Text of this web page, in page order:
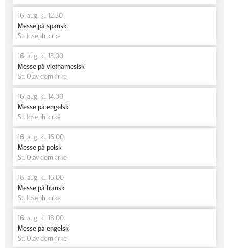
16. aug. kl. 12.30
Messe på spansk
St. Joseph kirke
16. aug. kl. 13.00
Messe på vietnamesisk
St. Olav domkirke
16. aug. kl. 14.00
Messe på engelsk
St. Joseph kirke
16. aug. kl. 16.00
Messe på polsk
St. Olav domkirke
16. aug. kl. 16.00
Messe på fransk
St. Joseph kirke
16. aug. kl. 18.00
Messe på engelsk
St. Olav domkirke